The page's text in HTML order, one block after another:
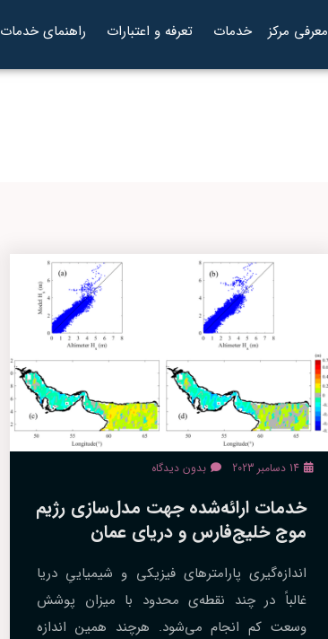
معرفی مرکز خدمات تعرفه و اعتبارات راهنمای خدمات
14 دسامبر 2023 بدون دیدگاه
خدمات ارائه‌شده جهت مدل‌سازی رژیم
موج خلیج‌فارس و دریای عمان
اندازه‌گیری پارامترهای فیزیکی و شیمیاییِ دریا
غالباً در چند نقطه‌ی محدود با میزان پوشش
وسعت کم انجام می‌شود. هرچند همین اندازه‌